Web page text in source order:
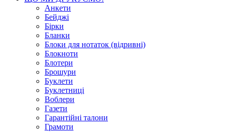
Анкети
Бейджі
Бірки
Бланки
Блоки для нотаток (відривні)
Блокноти
Блотери
Брошури
Буклети
Буклетниці
Воблери
Газети
Гарантійні талони
Грамоти